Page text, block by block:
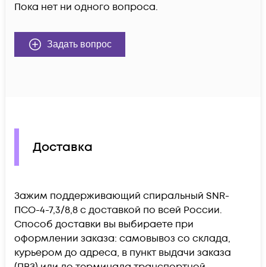
Пока нет ни одного вопроса.
Задать вопрос
Доставка
Зажим поддерживающий спиральный SNR-
ПСО-4-7,3/8,8 c доставкой по всей России.
Способ доставки вы выбираете при
оформлении заказа: самовывоз со склада,
курьером до адреса, в пункт выдачи заказа